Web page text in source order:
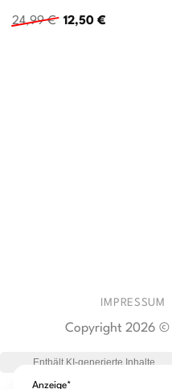
24,99€ Ursprünglicher
12,50 €Aktueller
IMPRESSUM
Copyright 2026 ©
Anzeige*